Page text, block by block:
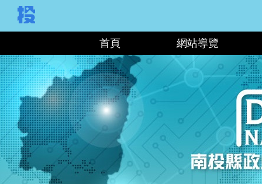
首頁 網站導覽